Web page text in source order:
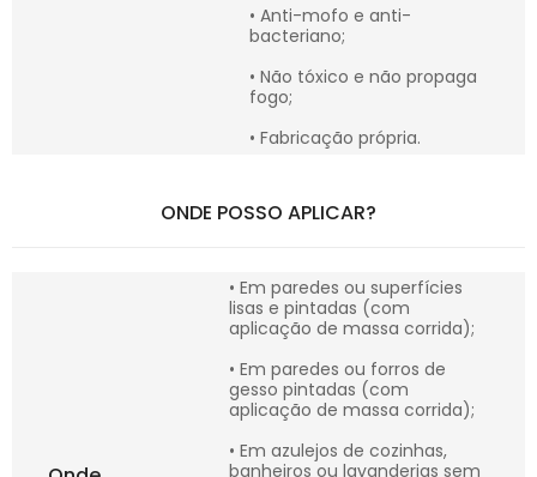
• Anti-mofo e anti-
bacteriano;
• Não tóxico e não propaga
fogo;
• Fabricação própria.
ONDE POSSO APLICAR?
• Em paredes ou superfícies
lisas e pintadas (com
aplicação de massa corrida);
• Em paredes ou forros de
gesso pintadas (com
aplicação de massa corrida);
• Em azulejos de cozinhas,
banheiros ou lavanderias sem